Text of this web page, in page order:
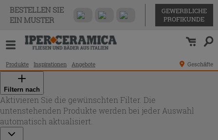
BESTELLEN SIE
EIN MUSTER
GEWERBLICHE
PROFIKUNDE
Produkte Inspirationen Angebote Geschäfte
Filtern nach
Aktivieren Sie die gewünschten Filter. Die
untenstehenden Produkte werden bei jeder Auswahl
automatisch aktualisiert.